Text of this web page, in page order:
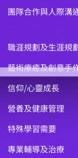
團隊合作與人際溝
職涯規劃及生涯規
藝術療癒及創意手
信仰/心靈成長
營養及健康管理
特殊學習需要
專業輔導及治療